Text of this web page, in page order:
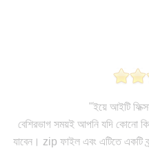
"ইয়ে আইটি
বেশিরভাগ সময়ই আপনি যদি কোনো
যাবেন। zip ফাইল এবং এটিতে একটি